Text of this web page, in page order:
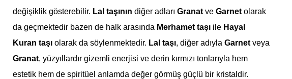
değişiklik gösterebilir. Lal taşının diğer adları Granatve Garnetolarak
da geçmektedir bazen de halk arasında Merhamet taşıile Hayal
Kuran taşıolarak da söylenmektedir. Lal taşı, diğer adıyla Garnetveya
Granat, yüzyıllardır gizemli enerjisi ve derin kırmızı tonlarıyla hem
estetik hem de spiritüel anlamda değer görmüş güçlü bir kristaldir.